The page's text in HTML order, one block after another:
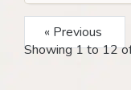
« Previous
Showing1to12